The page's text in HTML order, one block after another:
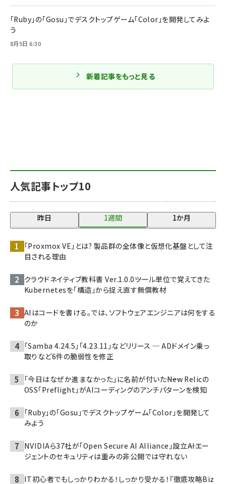
人気記事トップ10
昨日 1週間 1か月
「Proxmox VE」とは? 製品群の全体像と仮想化基盤として注
目される理由
クラウドネイティブ教科書 Ver.1.0.0――ツール単位で覚えてきた
Kubernetesを「構造」から捉え直す無償教材
AIはコードを書ける。では、ソフトウェアエンジニアは何をする
のか
「Samba 4.24.5」「4.23.11」などリリース ─ ADドメイン乗っ
取りなど6件の脆弱性を修正
「今日はなぜか進まなかった」に名前が付いた――New Relicの
OSS「Preflight」がAIコーディングのアンチパターンを検知
「Ruby」の「Gosu」でデスクトップゲーム「Color」を開発して
みよう
NVIDIAら37社が「Open Secure AI Alliance」設立――AIエー
ジェントのセキュリティは重みの非公開では守れない
IT初心者でもしっかりわかる！しっかり受かる！『徹底攻略Biz
「Ruby」の「Gosu」でデスクトップゲーム「Color」を開発してみよ
う
8月5日 6:30
新着記事をもっと見る